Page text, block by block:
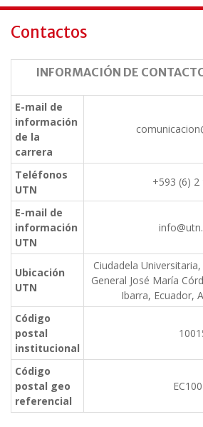
Contactos
INFORMACIÓN DE
E-mail de
información
de la
carrera
Teléfonos
UTN
+593 (6) 2
E-mail de
información
UTN
Ubicación
UTN
Ciudadela
General José María
Ibarra, Ecuador,
Código
postal
institucional
Código
postal geo
referencial